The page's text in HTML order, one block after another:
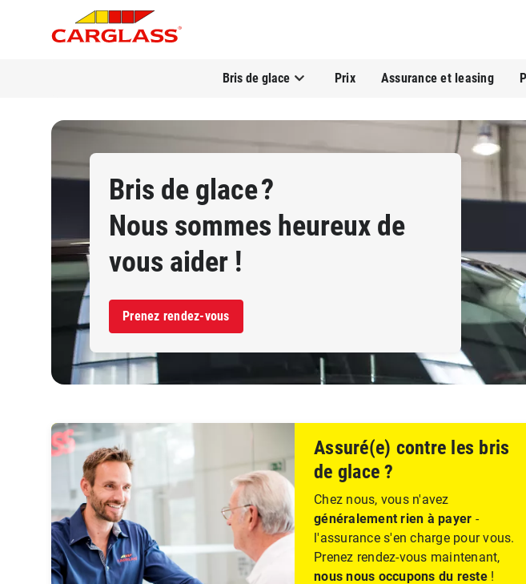
Bris de glace Prix Assurance et leasing
Bris de glace ?
Nous sommes heureux de
vous aider !
Prenez rendez-vous
Assuré(e) contre les bris
de glace ?
Chez nous, vous n'avez
généralement rien à payer -
l'assurance s'en charge pour vous.
Prenez rendez-vous maintenant,
nous nous occupons du reste!